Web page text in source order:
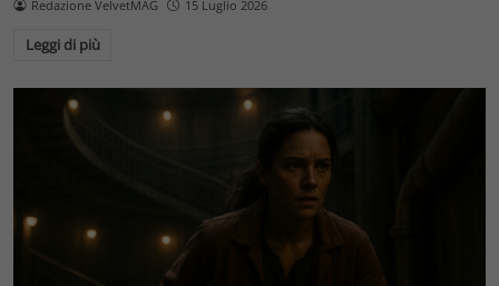
Redazione VelvetMAG 15 Luglio 2026
Leggi di più